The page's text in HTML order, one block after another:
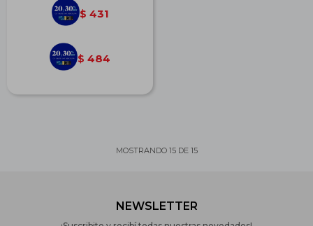
$ 431
$ 484
MOSTRANDO 15DE 15
NEWSLETTER